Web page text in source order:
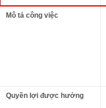
Mô tả công việc
Quyền lợi được hưởng